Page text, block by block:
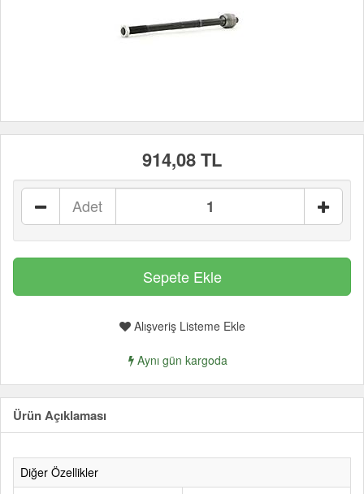
914,08 TL
Adet
Alışveriş Listeme Ekle
Aynı gün kargoda
Ürün Açıklaması
Diğer Özellikler